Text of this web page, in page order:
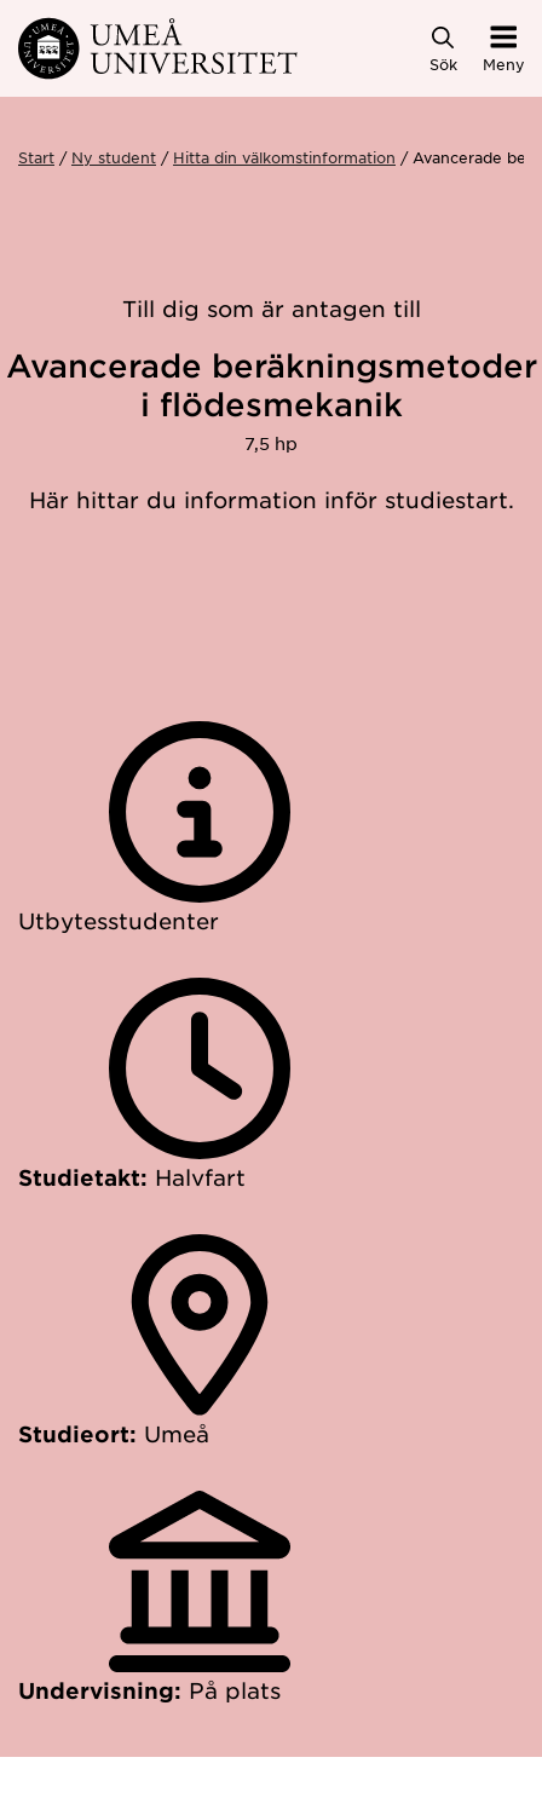
Hoppa direkt till innehållet
Sök Meny
Start Ny student Hitta din välkomstinformation Avancerade
Till dig som är antagen till
Avancerade beräkningsmetoder
i flödesmekanik
7,5 hp
Här hittar du information inför studiestart.
Utbytesstudenter
Studietakt: Halvfart
Studieort: Umeå
Undervisning: På plats